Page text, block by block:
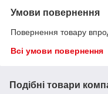
Умови повернення
Повернення товару
Всі умови повернення
Подібні товари